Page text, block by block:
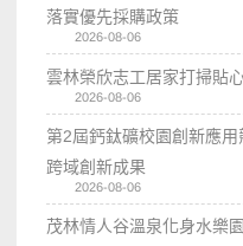
落實優先採購政策
2026-08-06
雲林榮欣志工居家打掃貼
2026-08-06
第2屆鈣鈦礦校園創新應
跨域創新成果
2026-08-06
茂林情人谷溫泉化身水樂